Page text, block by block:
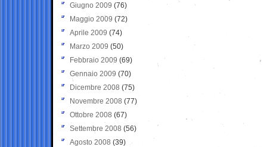
Giugno 2009 (76)
Maggio 2009 (72)
Aprile 2009 (74)
Marzo 2009 (50)
Febbraio 2009 (69)
Gennaio 2009 (70)
Dicembre 2008 (75)
Novembre 2008 (77)
Ottobre 2008 (67)
Settembre 2008 (56)
Agosto 2008 (39)